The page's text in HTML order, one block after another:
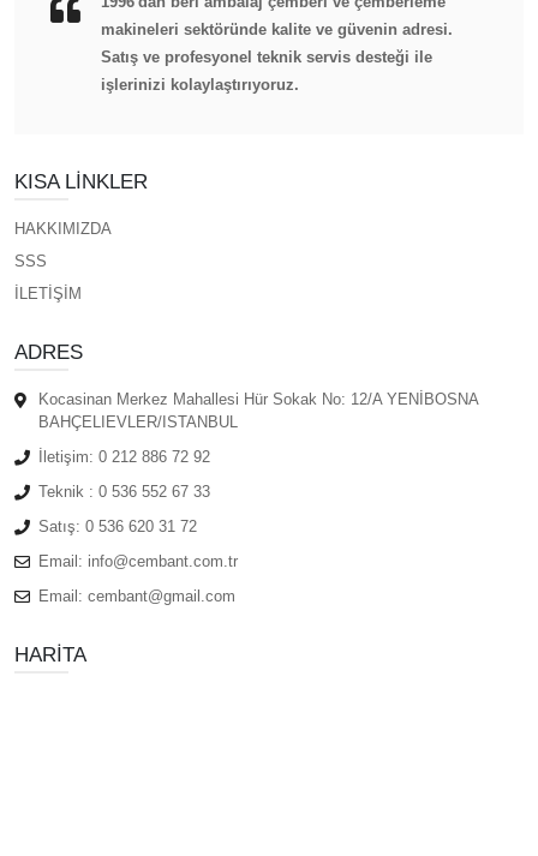
makineleri sektöründe kalite ve güvenin adresi.
Satış ve profesyonel teknik servis desteği ile
işlerinizi kolaylaştırıyoruz.
KISA LINKLER
HAKKIMIZDA
SSS
İLETİŞİM
ADRES
Kocasinan Merkez Mahallesi Hür Sokak No: 12/A YENİBOSNA
BAHÇELIEVLER/ISTANBUL
İletişim: 0 212 886 72 92
Teknik : 0 536 552 67 33
Satış: 0 536 620 31 72
Email: info@cembant.com.tr
Email: cembant@gmail.com
HARITA